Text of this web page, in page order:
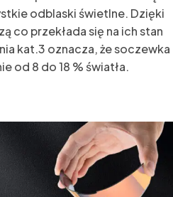
odblaski świetlne. Dzięki
co przekłada się na ich stan
kat.3 oznacza, że soczewka
od 8 do 18 % światła.